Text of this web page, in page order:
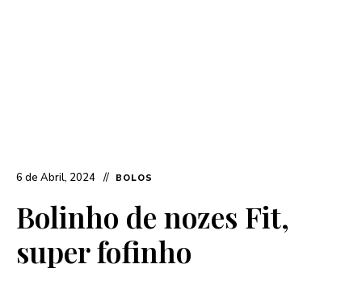
6 de Abril, 2024 BOLOS
Bolinho de nozes Fit,
super fofinho